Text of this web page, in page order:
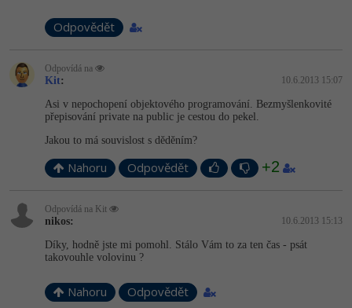
Databázový analytik
Copywriter
WordPress specialista
SEO specialista
Návrh SW -80%
Algoritmy
Umělá inteligence (AI)
Pro děti
Více
Fórum
Kurzy e-commerce
Testování softwaru
Kurzy designu
Odpovědět
Odpovídá na
Kit: 10.6.2013 15:07
Asi v nepochopení objektového programování. Bezmyšlenkovité
přepisování private na public je cestou do pekel.
Jakou to má souvislost s děděním?
Nahoru Odpovědět +2
Odpovídá na Kit
nikos: 10.6.2013 15:13
Díky, hodně jste mi pomohl. Stálo Vám to za ten čas - psát
takovouhle volovinu ?
Nahoru Odpovědět